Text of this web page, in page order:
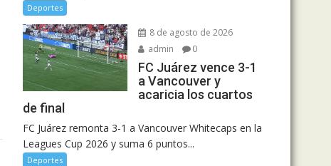
Deportes
8 de agosto de 2026
admin
0
FC Juárez vence 3-1
a Vancouver y
acaricia los cuartos
de final
FC Juárez remonta 3-1 a Vancouver Whitecaps en la
Leagues Cup 2026 y suma 6 puntos...
Deportes